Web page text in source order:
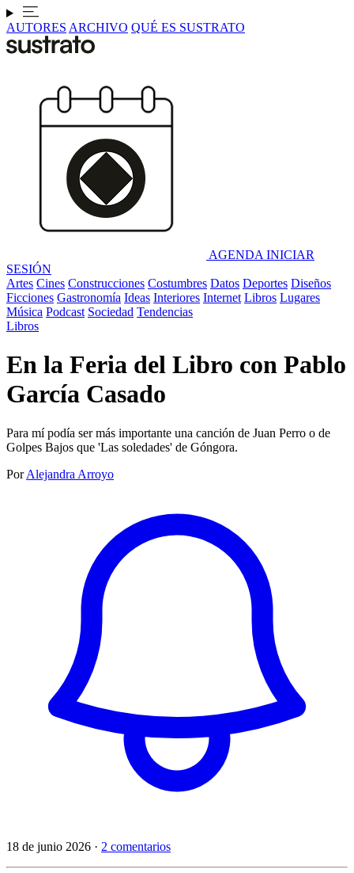
AUTORES ARCHIVO QUÉ ES SUSTRATO
AGENDA INICIAR
SESIÓN
Artes Cines Construcciones Costumbres Datos Deportes Diseños
Ficciones Gastronomía Ideas Interiores Internet Libros Lugares
Música Podcast Sociedad Tendencias
Libros
En la Feria del Libro con Pablo
García Casado
Para mí podía ser más importante una canción de Juan Perro o de
Golpes Bajos que 'Las soledades' de Góngora.
Por Alejandra Arroyo
18 de junio 2026 · 2 comentarios